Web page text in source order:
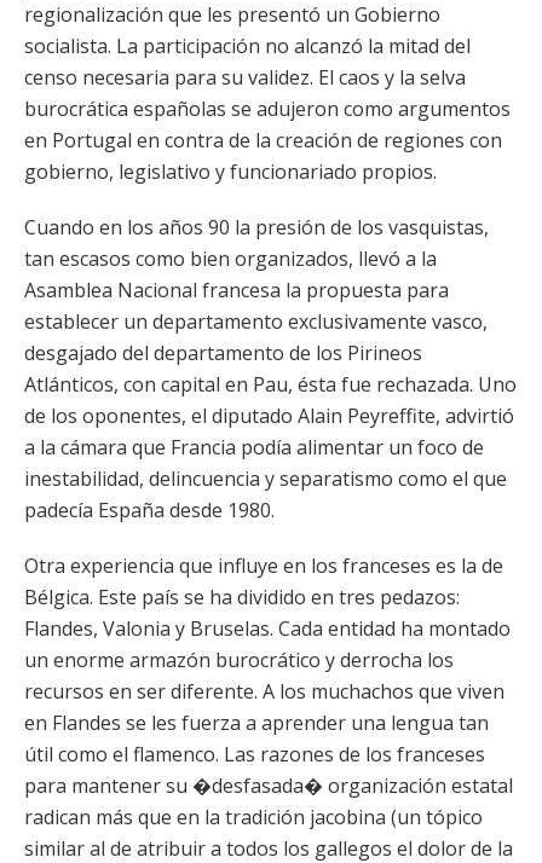
regionalización que les presentó un Gobierno
socialista. La participación no alcanzó la mitad del
censo necesaria para su validez. El caos y la selva
burocrática españolas se adujeron como argumentos
en Portugal en contra de la creación de regiones con
gobierno, legislativo y funcionariado propios.
Cuando en los años 90 la presión de los vasquistas,
tan escasos como bien organizados, llevó a la
Asamblea Nacional francesa la propuesta para
establecer un departamento exclusivamente vasco,
desgajado del departamento de los Pirineos
Atlánticos, con capital en Pau, ésta fue rechazada. Uno
de los oponentes, el diputado Alain Peyreffite, advirtió
a la cámara que Francia podía alimentar un foco de
inestabilidad, delincuencia y separatismo como el que
padecía España desde 1980.
Otra experiencia que influye en los franceses es la de
Bélgica. Este país se ha dividido en tres pedazos:
Flandes, Valonia y Bruselas. Cada entidad ha montado
un enorme armazón burocrático y derrocha los
recursos en ser diferente. A los muchachos que viven
en Flandes se les fuerza a aprender una lengua tan
útil como el flamenco. Las razones de los franceses
para mantener su �desfasada� organización estatal
radican más que en la tradición jacobina (un tópico
similar al de atribuir a todos los gallegos el dolor de la